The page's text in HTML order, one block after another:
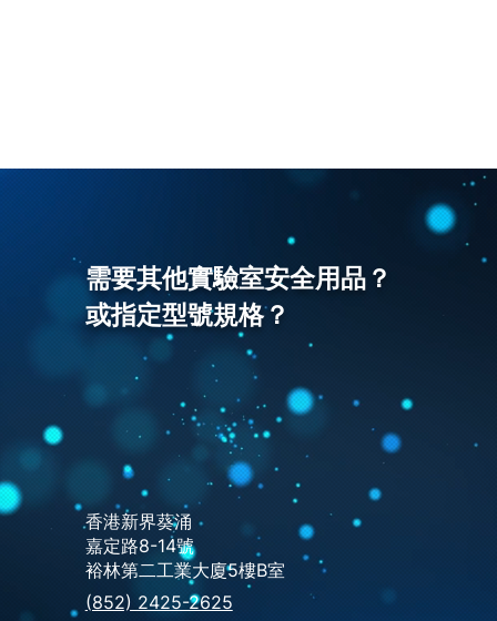
需要其他實驗室安全用品？
或指定型號規格？
香港新界葵涌
嘉定路8-14號
裕林第二工業大廈5樓B室
(852) 2425-2625